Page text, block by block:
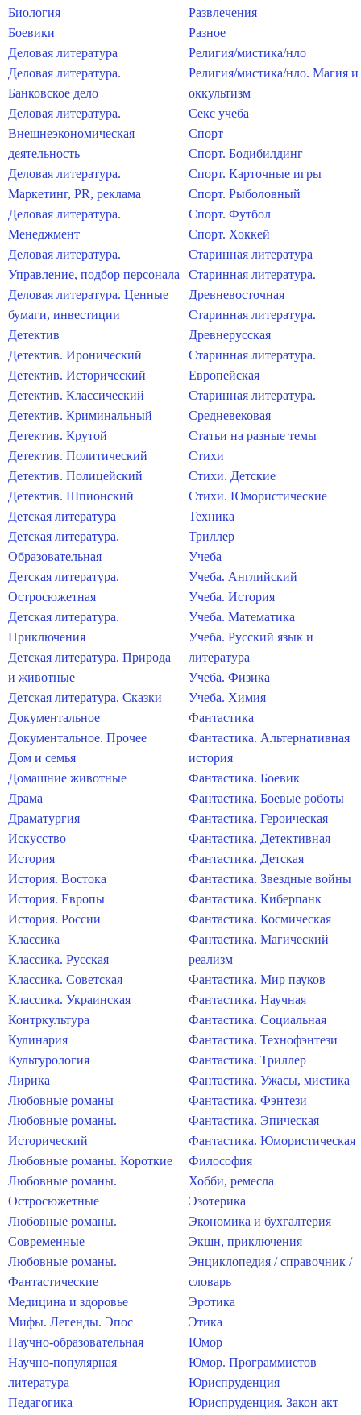
Биология
Боевики
Деловая литература
Деловая литература.
Банковское дело
Деловая литература.
Внешнеэкономическая
деятельность
Деловая литература.
Маркетинг, PR, реклама
Деловая литература.
Менеджмент
Деловая литература.
Управление, подбор персонала
Деловая литература. Ценные
бумаги, инвестиции
Детектив
Детектив. Иронический
Детектив. Исторический
Детектив. Классический
Детектив. Криминальный
Детектив. Крутой
Детектив. Политический
Детектив. Полицейский
Детектив. Шпионский
Детская литература
Детская литература.
Образовательная
Детская литература.
Остросюжетная
Детская литература.
Приключения
Детская литература. Природа
и животные
Детская литература. Сказки
Документальное
Документальное. Прочее
Дом и семья
Домашние животные
Драма
Драматургия
Искусство
История
История. Востока
История. Европы
История. России
Классика
Классика. Русская
Классика. Советская
Классика. Украинская
Контркультура
Кулинария
Культурология
Лирика
Любовные романы
Любовные романы.
Исторический
Любовные романы. Короткие
Любовные романы.
Остросюжетные
Любовные романы.
Современные
Любовные романы.
Фантастические
Медицина и здоровье
Мифы. Легенды. Эпос
Научно-образовательная
Научно-популярная
литература
Педагогика
Развлечения
Разное
Религия/мистика/нло
Религия/мистика/нло. Магия и
оккультизм
Секс учеба
Спорт
Спорт. Бодибилдинг
Спорт. Карточные игры
Спорт. Рыболовный
Спорт. Футбол
Спорт. Хоккей
Старинная литература
Старинная литература.
Древневосточная
Старинная литература.
Древнерусская
Старинная литература.
Европейская
Старинная литература.
Средневековая
Статьи на разные темы
Стихи
Стихи. Детские
Стихи. Юмористические
Техника
Триллер
Учеба
Учеба. Английский
Учеба. История
Учеба. Математика
Учеба. Русский язык и
литература
Учеба. Физика
Учеба. Химия
Фантастика
Фантастика. Альтернативная
история
Фантастика. Боевик
Фантастика. Боевые роботы
Фантастика. Героическая
Фантастика. Детективная
Фантастика. Детская
Фантастика. Звездные войны
Фантастика. Киберпанк
Фантастика. Космическая
Фантастика. Магический
реализм
Фантастика. Мир пауков
Фантастика. Научная
Фантастика. Социальная
Фантастика. Технофэнтези
Фантастика. Триллер
Фантастика. Ужасы, мистика
Фантастика. Фэнтези
Фантастика. Эпическая
Фантастика. Юмористическая
Философия
Хобби, ремесла
Эзотерика
Экономика и бухгалтерия
Экшн, приключения
Энциклопедия / справочник /
словарь
Эротика
Этика
Юмор
Юмор. Программистов
Юриспруденция
Юриспруденция. Закон акт